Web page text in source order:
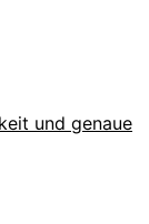
und genaue